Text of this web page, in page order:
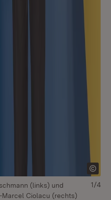
(links) und
Marcel Ciolacu (rechts)
1/4